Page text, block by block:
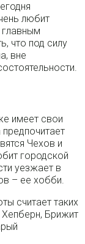
любит
что под силу
вне
имеет свои
Чехов и
городской
уезжает в
– ее хобби.
считает таких
Хепберн, Брижит